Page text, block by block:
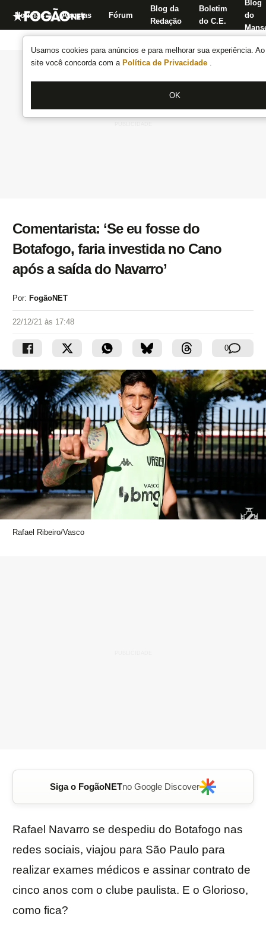
Usamos cookies para anúncios e para melhorar sua experiência.
site você concorda com a Política de Privacidade .
OK
Notícias Apostas Fórum
Blog da
Redação
Boletim
do C.E.
Blog
do
Comentarista: ‘Se eu fosse do
Botafogo, faria investida no Cano
após a saída do Navarro’
Por: FogãoNET
22/12/21 às 17:48
0
Rafael Ribeiro/Vasco
Siga o FogãoNETno Google Discover
Rafael Navarro se despediu do Botafogo nas
redes sociais, viajou para São Paulo para
realizar exames médicos e assinar contrato de
cinco anos com o clube paulista. E o Glorioso,
como fica?